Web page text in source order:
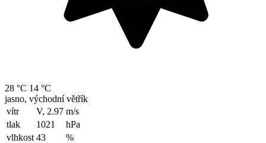
28 °C 14 °C
jasno, východní větřík
vítr
V, 2.97 m/s
tlak
1021
hPa
vlhkost 43
%